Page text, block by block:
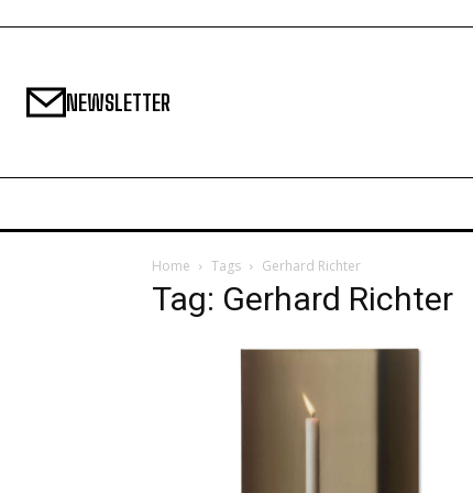
NEWSLETTER
Home Tags Gerhard Richter
Tag: Gerhard Richter